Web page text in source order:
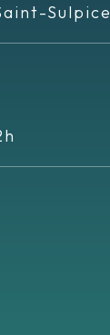
Sulpice